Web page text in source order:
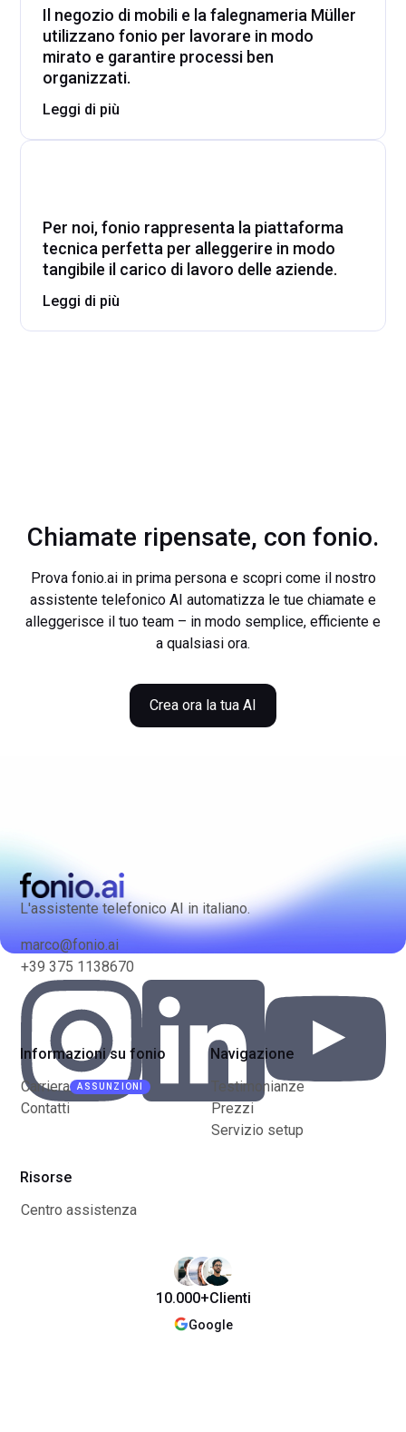
Il negozio di mobili e la falegnameria Müller
utilizzano fonio per lavorare in modo
mirato e garantire processi ben
organizzati.
Leggi di più
Per noi, fonio rappresenta la piattaforma
tecnica perfetta per alleggerire in modo
tangibile il carico di lavoro delle aziende.
Leggi di più
Chiamate ripensate, con fonio.
Prova fonio.ai in prima persona e scopri come il nostro
assistente telefonico AI automatizza le tue chiamate e
alleggerisce il tuo team – in modo semplice, efficiente e
a qualsiasi ora.
Crea ora la tua AI
L'assistente telefonico AI in italiano.
marco@fonio.ai
+39 375 1138670
Navigazione
Testimonianze
Prezzi
Servizio setup
Informazioni su fonio
Carriera
ASSUNZIONI
Contatti
Risorse
Centro assistenza
10.000+Clienti
Google